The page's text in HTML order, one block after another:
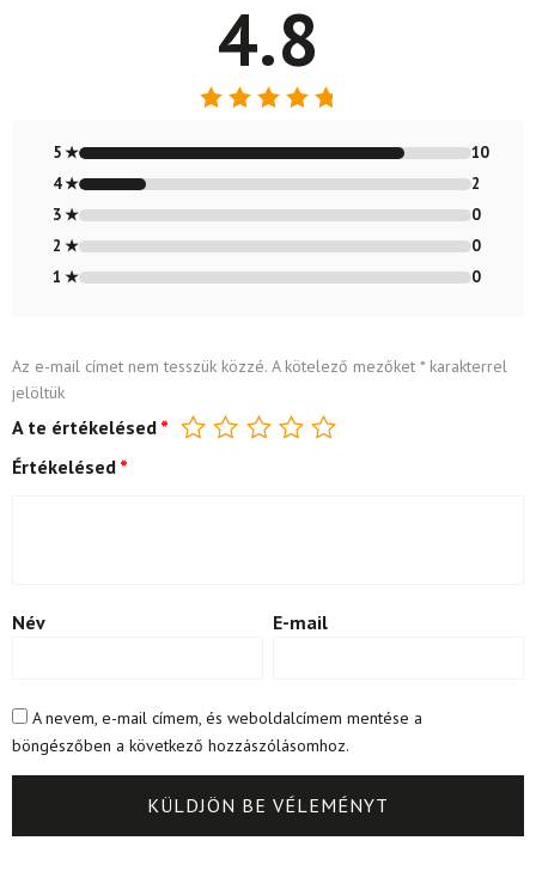
4.8
4.83/ 5
5 ★
10
4 ★
2
3 ★
0
2 ★
0
1 ★
0
Az e-mail címet nem tesszük közzé. A kötelező mezőket *karakterrel
jelöltük
A te értékelésed *
Értékelésed *
Név E-mail
A nevem, e-mail címem, és weboldalcímem mentése a
böngészőben a következő hozzászólásomhoz.